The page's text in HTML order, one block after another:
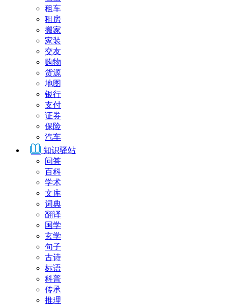
租车
租房
搬家
家装
交友
购物
货源
地图
银行
支付
证券
保险
汽车
知识驿站
问答
百科
学术
文库
词典
翻译
国学
玄学
句子
古诗
标语
科普
传承
推理